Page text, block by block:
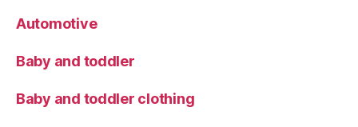
Automotive
Baby and toddler
Baby and toddler clothing